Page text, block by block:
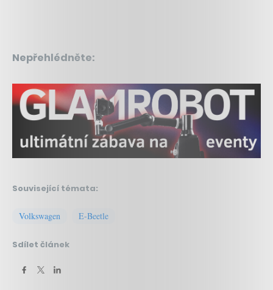
Nepřehlédněte:
Související témata:
Volkswagen E-Beetle
Sdílet článek